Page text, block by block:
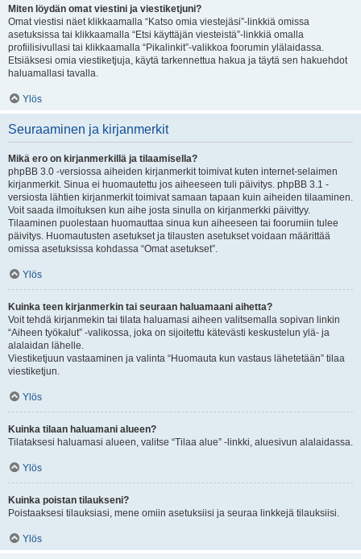
Miten löydän omat viestini ja viestiketjuni?
Omat viestisi näet klikkaamalla “Katso omia viestejäsi”-linkkiä omissa
asetuksissa tai klikkaamalla “Etsi käyttäjän viesteistä”-linkkiä omalla
profiilisivullasi tai klikkaamalla “Pikalinkit”-valikkoa foorumin ylälaidassa.
Etsiäksesi omia viestiketjuja, käytä tarkennettua hakua ja täytä sen hakuehdot
haluamallasi tavalla.
Ylös
Seuraaminen ja kirjanmerkit
Mikä ero on kirjanmerkillä ja tilaamisella?
phpBB 3.0 -versiossa aiheiden kirjanmerkit toimivat kuten internet-selaimen
kirjanmerkit. Sinua ei huomautettu jos aiheeseen tuli päivitys. phpBB 3.1 -
versiosta lähtien kirjanmerkit toimivat samaan tapaan kuin aiheiden tilaaminen.
Voit saada ilmoituksen kun aihe josta sinulla on kirjanmerkki päivittyy.
Tilaaminen puolestaan huomauttaa sinua kun aiheeseen tai foorumiin tulee
päivitys. Huomautusten asetukset ja tilausten asetukset voidaan määrittää
omissa asetuksissa kohdassa “Omat asetukset”.
Ylös
Kuinka teen kirjanmerkin tai seuraan haluamaani aihetta?
Voit tehdä kirjanmekin tai tilata haluamasi aiheen valitsemalla sopivan linkin
“Aiheen työkalut” -valikossa, joka on sijoitettu kätevästi keskustelun ylä- ja
alalaidan lähelle.
Viestiketjuun vastaaminen ja valinta “Huomauta kun vastaus lähetetään” tilaa
viestiketjun.
Ylös
Kuinka tilaan haluamani alueen?
Tilataksesi haluamasi alueen, valitse “Tilaa alue” -linkki, aluesivun alalaidassa.
Ylös
Kuinka poistan tilaukseni?
Poistaaksesi tilauksiasi, mene omiin asetuksiisi ja seuraa linkkejä tilauksiisi.
Ylös